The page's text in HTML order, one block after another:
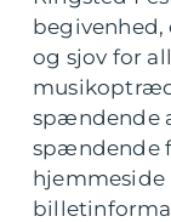
og sjov for
spændende
spændende
hjemmeside